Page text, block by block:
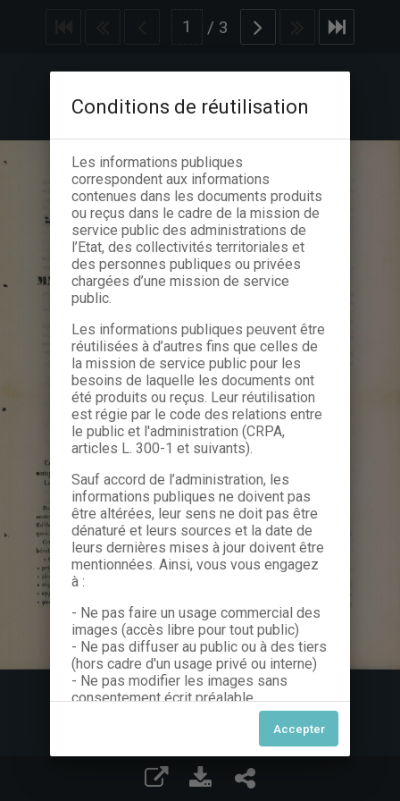
/ 3
Conditions de réutilisation
Les informations publiques
correspondent aux informations
contenues dans les documents produits
ou reçus dans le cadre de la mission de
service public des administrations de
l’Etat, des collectivités territoriales et
des personnes publiques ou privées
chargées d’une mission de service
public.
Les informations publiques peuvent être
réutilisées à d’autres fins que celles de
la mission de service public pour les
besoins de laquelle les documents ont
été produits ou reçus. Leur réutilisation
est régie par le code des relations entre
le public et l'administration (CRPA,
articles L. 300-1 et suivants).
Sauf accord de l’administration, les
informations publiques ne doivent pas
être altérées, leur sens ne doit pas être
dénaturé et leurs sources et la date de
leurs dernières mises à jour doivent être
mentionnées. Ainsi, vous vous engagez
à :
- Ne pas faire un usage commercial des
images (accès libre pour tout public)
- Ne pas diffuser au public ou à des tiers
(hors cadre d'un usage privé ou interne)
- Ne pas modifier les images sans
consentement écrit préalable
Dans le cas contraire, nous vous invitons
à nous contacter afin de solliciter le type
de Licence souhaitée parmi celles
proposées et le cas échéant, acquitter